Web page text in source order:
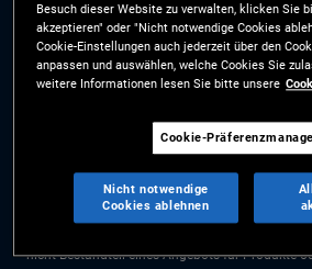
Die Informationen auf dieser Website sind
Staatsbürger bestimmt.
ausschließlich zu Informationszwecken und
Anlageberatung verstanden werden. Anleger
Die Produkte und Dienstleistungen stehen nur
nicht Bestandteil eines Angebots für Produkte
Besuch dieser Website zu verwalten, klicken Sie
akzeptieren" oder "Nicht notwendige Cookies
Cookie-Einstellungen auch jederzeit über den
anpassen und auswählen, welche Cookies Sie
weitere Informationen lesen Sie bitte unsere
Cookie-
Nicht notwendige
Cookies ablehnen